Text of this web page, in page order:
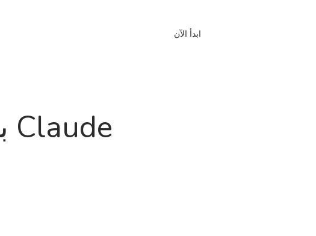
ابدأ الآن
كيفية ربط Apple Health بـ Claude